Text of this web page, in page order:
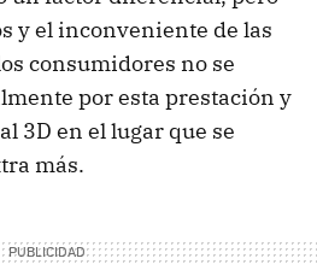
y el inconveniente de las
consumidores no se
por esta prestación y
3D en el lugar que se
más.